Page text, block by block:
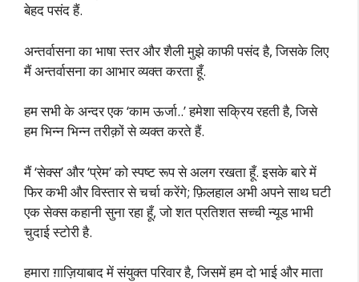
बेहद पसंद हैं.
अन्तर्वासना का भाषा स्तर और शैली मुझे काफी पसंद है, जिसके लिए
मैं अन्तर्वासना का आभार व्यक्त करता हूँ.
हम सभी के अन्दर एक ‘काम ऊर्जा..’ हमेशा सक्रिय रहती है, जिसे
हम भिन्न भिन्न तरीक़ों से व्यक्त करते हैं.
मैं ‘सेक्स’ और ‘प्रेम’ को स्पष्ट रूप से अलग रखता हूँ. इसके बारे में
फिर कभी और विस्तार से चर्चा करेंगे; फ़िलहाल अभी अपने साथ घटी
एक सेक्स कहानी सुना रहा हूँ, जो शत प्रतिशत सच्ची न्यूड भाभी
चुदाई स्टोरी है.
हमारा ग़ाज़ियाबाद में संयुक्त परिवार है, जिसमें हम दो भाई और माता